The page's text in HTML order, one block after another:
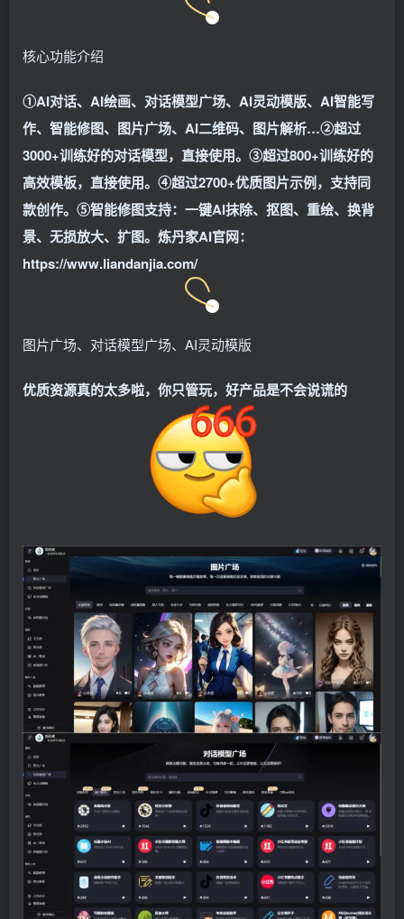
核心功能介绍
①AI对话、AI绘画、对话模型广场、AI灵动模版、AI智能写
作、智能修图、图片广场、AI二维码、图片解析…②超过
3000+训练好的对话模型，直接使用。③超过800+训练好的
高效模板，直接使用。④超过2700+优质图片示例，支持同
款创作。⑤智能修图支持：一键AI抹除、抠图、重绘、换背
景、无损放大、扩图。炼丹家AI官网：
https://www.liandanjia.com/
图片广场、对话模型广场、AI灵动模版
优质资源真的太多啦，你只管玩，好产品是不会说谎的